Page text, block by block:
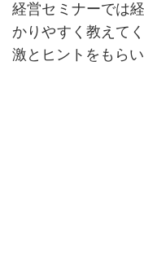
経営セミナーでは
かりやすく教えて
激とヒントをもら